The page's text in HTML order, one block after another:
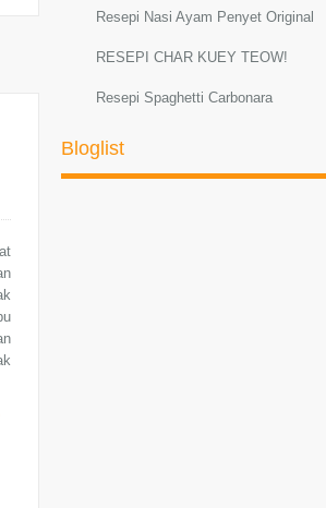
Resepi Nasi Ayam Penyet Original
RESEPI CHAR KUEY TEOW!
Resepi Spaghetti Carbonara
Resepi Sambal Hijau Ayam dan Petai
Resepi ayam masak lemak cili padi
Bloglist